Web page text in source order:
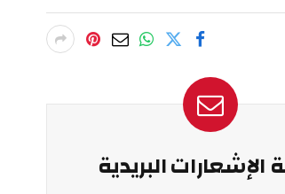
الإشعارات البريدية